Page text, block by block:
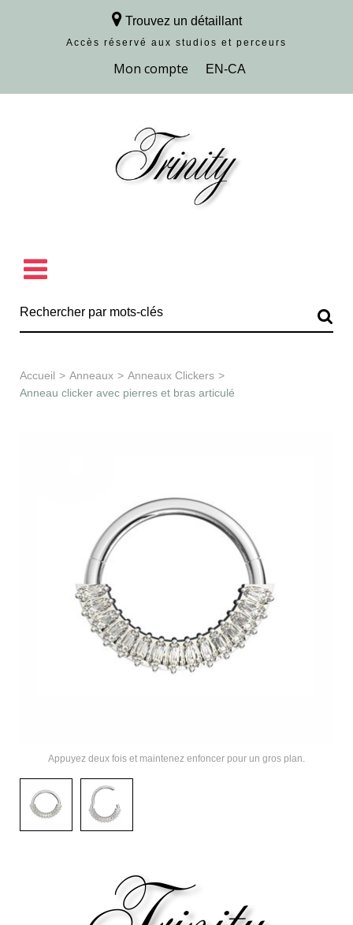
Trouvez un détaillant
Accès réservé aux studios et perceurs
Découvrir la collection
Accueil > Anneaux > Anneaux Clickers >
Anneau clicker avec pierres et bras articulé
Appuyez deux fois et maintenez enfoncer pour un gros plan.